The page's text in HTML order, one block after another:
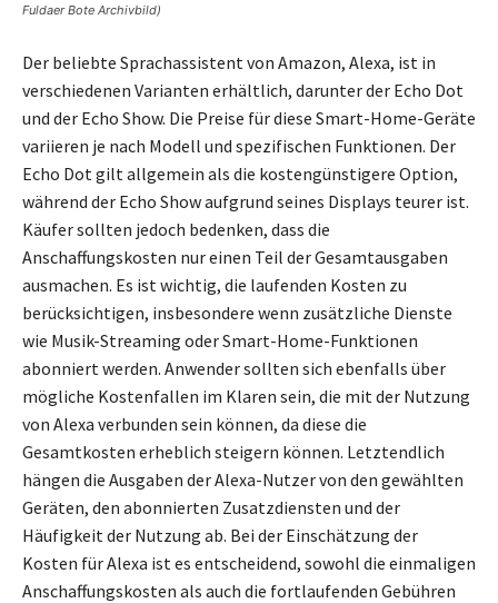
Fuldaer Bote Archivbild)
Der beliebte Sprachassistent von Amazon, Alexa, ist in
verschiedenen Varianten erhältlich, darunter der Echo Dot
und der Echo Show. Die Preise für diese Smart-Home-Geräte
variieren je nach Modell und spezifischen Funktionen. Der
Echo Dot gilt allgemein als die kostengünstigere Option,
während der Echo Show aufgrund seines Displays teurer ist.
Käufer sollten jedoch bedenken, dass die
Anschaffungskosten nur einen Teil der Gesamtausgaben
ausmachen. Es ist wichtig, die laufenden Kosten zu
berücksichtigen, insbesondere wenn zusätzliche Dienste
wie Musik-Streaming oder Smart-Home-Funktionen
abonniert werden. Anwender sollten sich ebenfalls über
mögliche Kostenfallen im Klaren sein, die mit der Nutzung
von Alexa verbunden sein können, da diese die
Gesamtkosten erheblich steigern können. Letztendlich
hängen die Ausgaben der Alexa-Nutzer von den gewählten
Geräten, den abonnierten Zusatzdiensten und der
Häufigkeit der Nutzung ab. Bei der Einschätzung der
Kosten für Alexa ist es entscheidend, sowohl die einmaligen
Anschaffungskosten als auch die fortlaufenden Gebühren